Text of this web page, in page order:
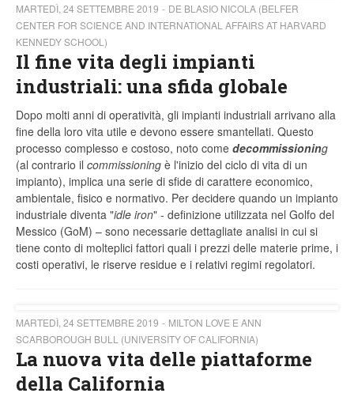
MARTEDÌ, 24 SETTEMBRE 2019
DE BLASIO NICOLA (BELFER
CENTER FOR SCIENCE AND INTERNATIONAL AFFAIRS AT HARVARD
KENNEDY SCHOOL)
Il fine vita degli impianti
industriali: una sfida globale
Dopo molti anni di operatività, gli impianti industriali arrivano alla
fine della loro vita utile e devono essere smantellati. Questo
processo complesso e costoso, noto come decommissioning
(al contrario il commissioning è l'inizio del ciclo di vita di un
impianto), implica una serie di sfide di carattere economico,
ambientale, fisico e normativo. Per decidere quando un impianto
industriale diventa "idle iron" - definizione utilizzata nel Golfo del
Messico (GoM) – sono necessarie dettagliate analisi in cui si
tiene conto di molteplici fattori quali i prezzi delle materie prime, i
costi operativi, le riserve residue e i relativi regimi regolatori.
MARTEDÌ, 24 SETTEMBRE 2019
MILTON LOVE E ANN
SCARBOROUGH BULL (UNIVERSITY OF CALIFORNIA)
La nuova vita delle piattaforme
della California